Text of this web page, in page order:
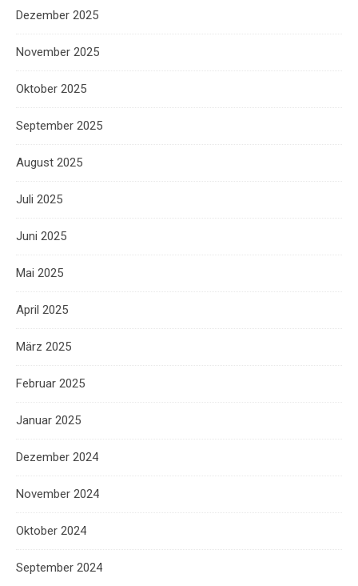
Dezember 2025
November 2025
Oktober 2025
September 2025
August 2025
Juli 2025
Juni 2025
Mai 2025
April 2025
März 2025
Februar 2025
Januar 2025
Dezember 2024
November 2024
Oktober 2024
September 2024